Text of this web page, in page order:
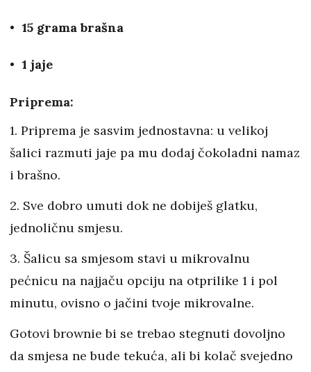
15 grama brašna
1 jaje
Priprema:
1. Priprema je sasvim jednostavna: u velikoj
šalici razmuti jaje pa mu dodaj čokoladni namaz
i brašno.
2. Sve dobro umuti dok ne dobiješ glatku,
jednoličnu smjesu.
3. Šalicu sa smjesom stavi u mikrovalnu
pećnicu na najjaču opciju na otprilike 1 i pol
minutu, ovisno o jačini tvoje mikrovalne.
Gotovi brownie bi se trebao stegnuti dovoljno
da smjesa ne bude tekuća, ali bi kolač svejedno